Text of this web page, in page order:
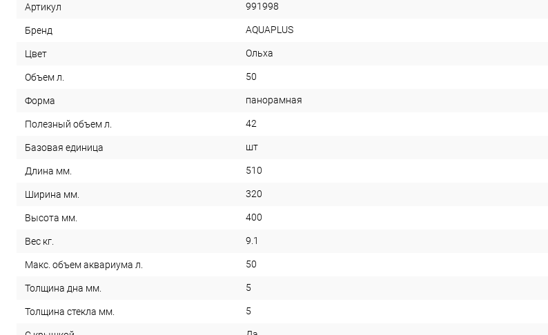
Артикул 991998
Бренд AQUAPLUS
Цвет Ольха
Объем л. 50
Форма панорамная
Полезный объем л. 42
Базовая единица шт
Длина мм. 510
Ширина мм. 320
Высота мм. 400
Вес кг. 9.1
Макс. объем аквариума л. 50
Толщина дна мм. 5
Толщина стекла мм. 5